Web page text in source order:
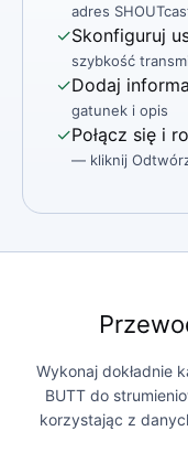
adres
✓Skonfiguruj
szybkość
✓Dodaj
gatunek i opis
✓Połącz się i
— kliknij
Wykonaj dokładnie
BUTT do
korzystając z